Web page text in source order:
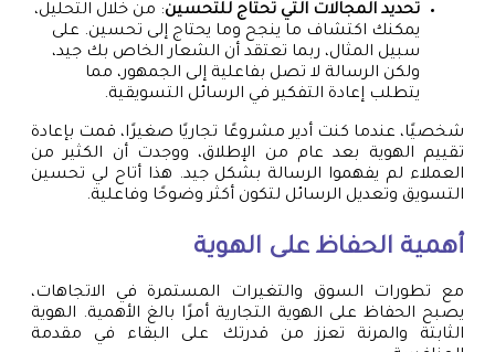
تحديد المجالات التي تحتاج للتحسين: من خلال التحليل،
يمكنك اكتشاف ما ينجح وما يحتاج إلى تحسين. على
سبيل المثال، ربما تعتقد أن الشعار الخاص بك جيد،
ولكن الرسالة لا تصل بفاعلية إلى الجمهور، مما
يتطلب إعادة التفكير في الرسائل التسويقية.
شخصيًا، عندما كنت أدير مشروعًا تجاريًا صغيرًا، قمت بإعادة
تقييم الهوية بعد عام من الإطلاق، ووجدت أن الكثير من
العملاء لم يفهموا الرسالة بشكل جيد. هذا أتاح لي تحسين
التسويق وتعديل الرسائل لتكون أكثر وضوحًا وفاعلية.
أهمية الحفاظ على الهوية
مع تطورات السوق والتغيرات المستمرة في الاتجاهات،
يصبح الحفاظ على الهوية التجارية أمرًا بالغ الأهمية. الهوية
الثابتة والمرنة تعزز من قدرتك على البقاء في مقدمة